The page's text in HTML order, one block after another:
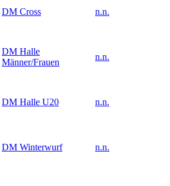
DM Cross n.n.
DM Halle
Männer/Frauen
n.n.
DM Halle U20 n.n.
DM Winterwurf n.n.